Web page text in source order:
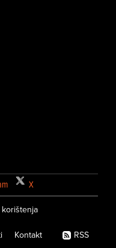
X
Kontakt RSS